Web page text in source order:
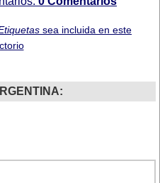
sea incluida en este